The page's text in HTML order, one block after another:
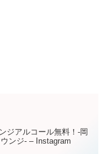
ジアルコール無料！-岡
ンジ- – Instagram